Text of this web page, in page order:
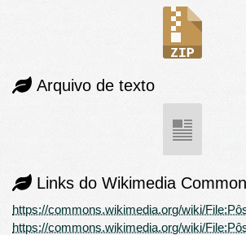
Arquivo de texto
Links do Wikimedia
https://commons.wikimedia.org/wiki/
https://commons.wikimedia.org/wiki/